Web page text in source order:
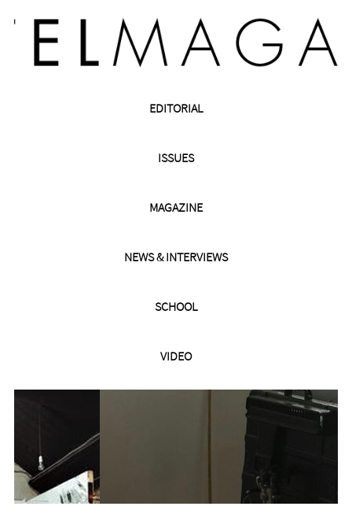
EDITORIAL
ISSUES
MAGAZINE
NEWS & INTERVIEWS
SCHOOL
VIDEO